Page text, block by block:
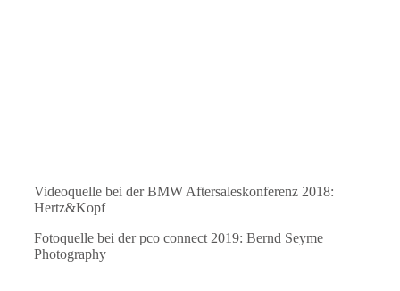
Videoquelle bei der BMW Aftersaleskonferenz 2018:
Hertz&Kopf
Fotoquelle bei der pco connect 2019: Bernd Seyme
Photography